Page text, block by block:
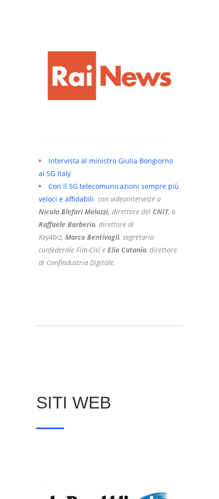
Intervista al ministro Giulia Bongiorno
al 5G Italy
Con il 5G telecomunicazioni sempre più
veloci e affidabili con videointerviste a
Nicola Blefari Melazzi, direttore del CNIT, a
Raffaele Barberio, direttore di
Key4biz, Marco Bentivogli, segretario
confederale Fim-Cisl e Elio Catania, direttore
di Confindustria Digitale.
SITI WEB